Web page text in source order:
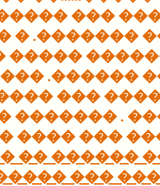
���
������
������.
������ ���
.
���� ���
������
���� ���